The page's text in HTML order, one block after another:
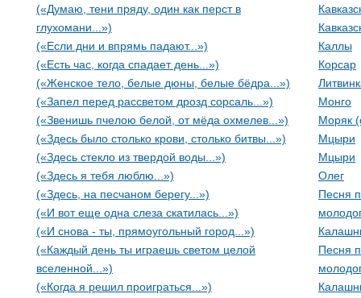
(«Думаю, тени пряду, один как перст в
глухомани...»)
(«Если дни и впрямь падают...»)
(«Есть час, когда спадает день...»)
(«Женское тело, белые дюны, белые бёдра...»)
(«Запел перед рассветом дрозд сорсаль...»)
(«Звенишь пчелою белой, от мёда охмелев...»)
(«Здесь было столько крови, столько битвы...»)
(«Здесь стекло из твердой воды...»)
(«Здесь я тебя люблю...»)
(«Здесь, на песчаном берегу...»)
(«И вот еще одна слеза скатилась...»)
(«И снова - ты, прямоугольный город...»)
(«Каждый день ты играешь светом целой
вселенной...»)
(«Когда я решил проиграться...»)
Каллы
Корсар
Монго
Моряк
Мцыри
Мцыри
Олег
Песня
Песня